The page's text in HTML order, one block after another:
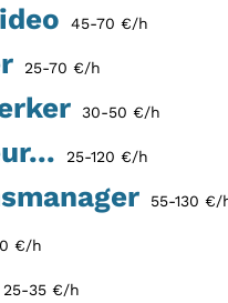
45-70 €/h
25-70 €/h
30-50 €/h
25-120 €/h
55-130 €/
€/h
25-35 €/h